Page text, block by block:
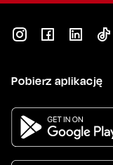
Pobierz aplikację